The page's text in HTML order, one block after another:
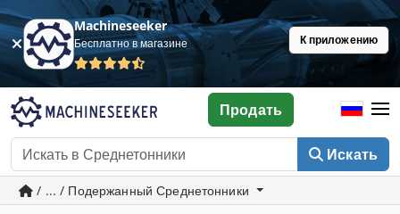
Machineseeker
Бесплатно в магазине К приложению
Искать
Продать
/ ... / Подержанный Среднетонники